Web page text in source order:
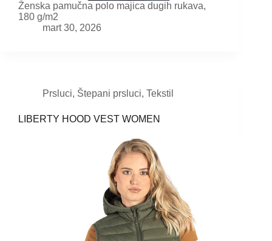
Ženska pamučna polo majica dugih rukava,
180 g/m2
mart 30, 2026
Prsluci, Štepani prsluci, Tekstil
LIBERTY HOOD VEST WOMEN